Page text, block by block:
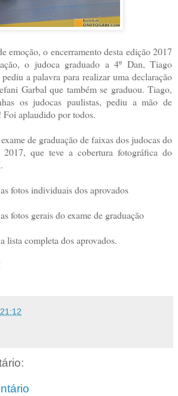
emoção, o encerramento desta edição 2017
o judoca graduado a 4º Dan, Tiago
a palavra para realizar uma declaração
Garbal que também se graduou. Tiago,
os judocas paulistas, pediu a mão de
Foi aplaudido por todos.
de graduação de faixas dos judocas do
2017, que teve a cobertura fotográfica do
fotos individuais dos aprovados
fotos gerais do exame de graduação
lista completa dos aprovados.
21:12